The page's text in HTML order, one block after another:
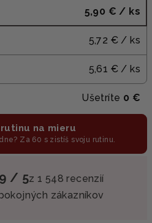
5,90 € / ks
5,72 € / ks
5,61 € / ks
Ušetríte 0 €
na mieru
Za 60 s zistíš svoju rutinu.
/ 5z 1 548 recenzií
zákazníkov